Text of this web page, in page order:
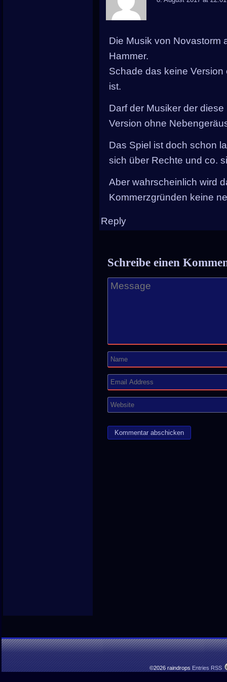
Die Musik von Novastorm
Hammer.
Schade das keine
ist.
Darf der Musiker der
Version ohne
Das Spiel ist doch schon
sich über Rechte und co.
Aber wahrscheinlich wird
Kommerzgründen keine
Reply
Schreibe einen
©2026 raindrops Entries RSS